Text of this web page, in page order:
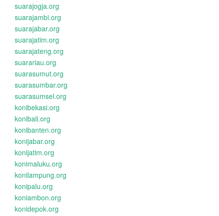
suarajogja.org
suarajambi.org
suarajabar.org
suarajatim.org
suarajateng.org
suarariau.org
suarasumut.org
suarasumbar.org
suarasumsel.org
konibekasi.org
konibali.org
konibanten.org
konijabar.org
konijatim.org
konimaluku.org
konilampung.org
konipalu.org
koniambon.org
konidepok.org